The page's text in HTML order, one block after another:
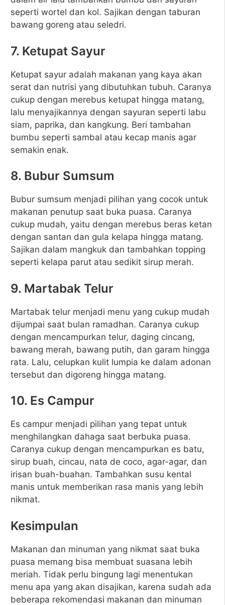
seperti wortel dan kol. Sajikan dengan taburan
bawang goreng atau seledri.
7. Ketupat Sayur
Ketupat sayur adalah makanan yang kaya akan
serat dan nutrisi yang dibutuhkan tubuh. Caranya
cukup dengan merebus ketupat hingga matang,
lalu menyajikannya dengan sayuran seperti labu
siam, paprika, dan kangkung. Beri tambahan
bumbu seperti sambal atau kecap manis agar
semakin enak.
8. Bubur Sumsum
Bubur sumsum menjadi pilihan yang cocok untuk
makanan penutup saat buka puasa. Caranya
cukup mudah, yaitu dengan merebus beras ketan
dengan santan dan gula kelapa hingga matang.
Sajikan dalam mangkuk dan tambahkan topping
seperti kelapa parut atau sedikit sirup merah.
9. Martabak Telur
Martabak telur menjadi menu yang cukup mudah
dijumpai saat bulan ramadhan. Caranya cukup
dengan mencampurkan telur, daging cincang,
bawang merah, bawang putih, dan garam hingga
rata. Lalu, celupkan kulit lumpia ke dalam adonan
tersebut dan digoreng hingga matang.
10. Es Campur
Es campur menjadi pilihan yang tepat untuk
menghilangkan dahaga saat berbuka puasa.
Caranya cukup dengan mencampurkan es batu,
sirup buah, cincau, nata de coco, agar-agar, dan
irisan buah-buahan. Tambahkan susu kental
manis untuk memberikan rasa manis yang lebih
nikmat.
Kesimpulan
Makanan dan minuman yang nikmat saat buka
puasa memang bisa membuat suasana lebih
meriah. Tidak perlu bingung lagi menentukan
menu apa yang akan disajikan, karena sudah ada
beberapa rekomendasi makanan dan minuman